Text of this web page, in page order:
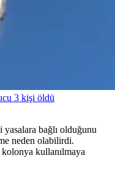
3 kişi öldü
bağlı olduğunu
neden olabilirdi.
kullanılmaya